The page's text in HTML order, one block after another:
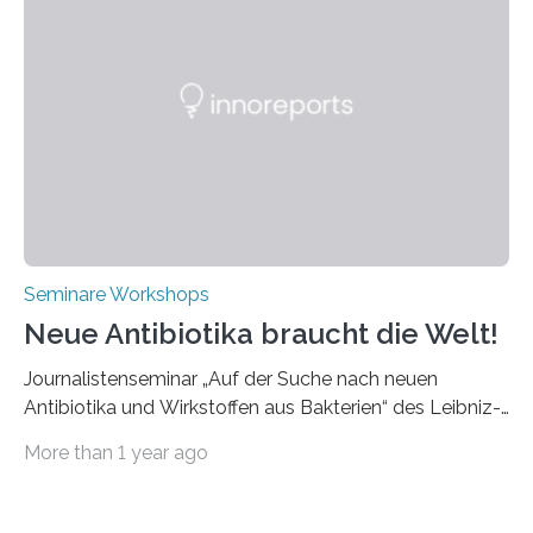
diesmal auf innovativen Strahlformungslösungen, die
Seminare Workshops
Neue Antibiotika braucht die Welt!
Journalistenseminar „Auf der Suche nach neuen
Antibiotika und Wirkstoffen aus Bakterien“ des Leibniz-
2024. Eine zunehmende und besorgniserregende
More than 1 year ago